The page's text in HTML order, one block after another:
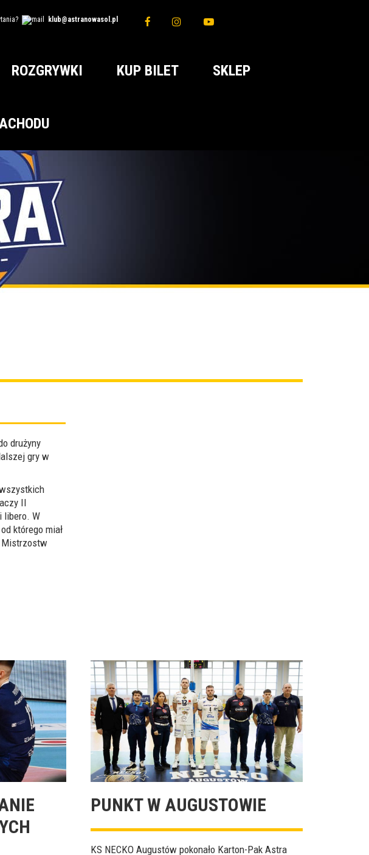
klub@astranowasol.pl
ROZGRYWKI KUP BILET SKLEP
drużyny
gry w
II
libero. W
którego miał
Mistrzostw
PUNKT W AUGUSTOWIE
KS NECKO Augustów pokonało Karton-Pak Astra